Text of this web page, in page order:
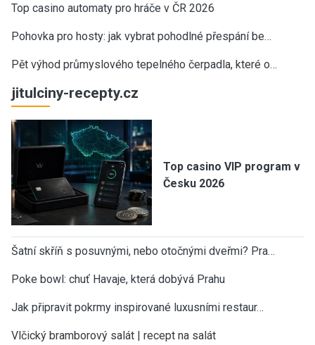
Top casino automaty pro hráče v ČR 2026
Pohovka pro hosty: jak vybrat pohodlné přespání be…
Pět výhod průmyslového tepelného čerpadla, které o…
jitulciny-recepty.cz
Top casino VIP program v
Česku 2026
Šatní skříň s posuvnými, nebo otočnými dveřmi? Pra…
Poke bowl: chuť Havaje, která dobývá Prahu
Jak připravit pokrmy inspirované luxusními restaur…
Vlčický bramborový salát | recept na salát